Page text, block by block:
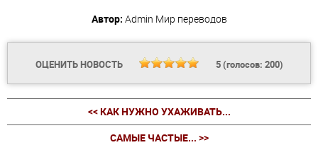
Автор: Admin Мир переводов
ОЦЕНИТЬ НОВОСТЬ 5(голосов: 200)
<< КАК НУЖНО УХАЖИВАТЬ...
САМЫЕ ЧАСТЫЕ... >>